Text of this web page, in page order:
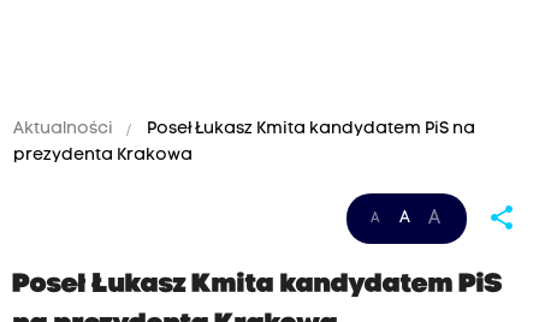
Aktualności
Poseł Łukasz Kmita kandydatem PiS na
prezydenta Krakowa
A A A share
Poseł Łukasz Kmita kandydatem PiS